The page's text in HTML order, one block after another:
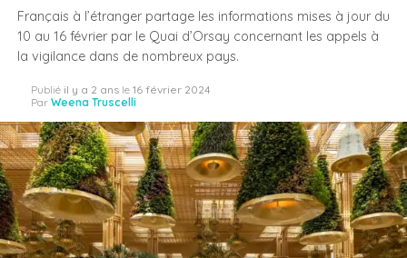
Français à l’étranger partage les informations mises à jour du
10 au 16 février par le Quai d’Orsay concernant les appels à
la vigilance dans de nombreux pays.
Publié il y a 2 ans le 16 février 2024
Par Weena Truscelli